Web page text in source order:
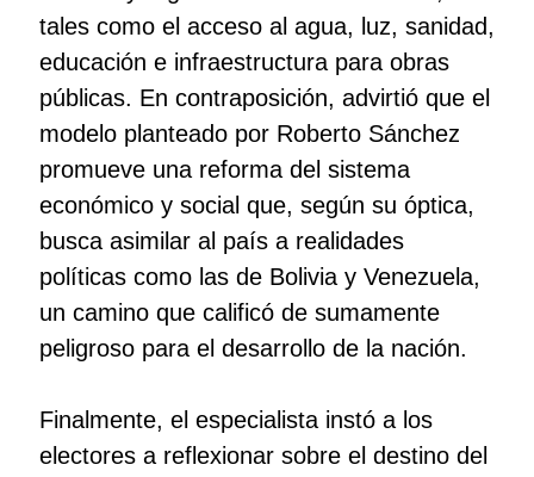
tales como el acceso al agua, luz, sanidad,
educación e infraestructura para obras
públicas. En contraposición, advirtió que el
modelo planteado por Roberto Sánchez
promueve una reforma del sistema
económico y social que, según su óptica,
busca asimilar al país a realidades
políticas como las de Bolivia y Venezuela,
un camino que calificó de sumamente
peligroso para el desarrollo de la nación.
Finalmente, el especialista instó a los
electores a reflexionar sobre el destino del